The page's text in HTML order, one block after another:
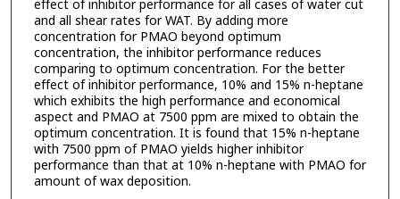
effect of inhibitor performance for all cases of water cut
and all shear rates for WAT. By adding more
concentration for PMAO beyond optimum
concentration, the inhibitor performance reduces
comparing to optimum concentration. For the better
effect of inhibitor performance, 10% and 15% n-heptane
which exhibits the high performance and economical
aspect and PMAO at 7500 ppm are mixed to obtain the
optimum concentration. It is found that 15% n-heptane
with 7500 ppm of PMAO yields higher inhibitor
performance than that at 10% n-heptane with PMAO for
amount of wax deposition.